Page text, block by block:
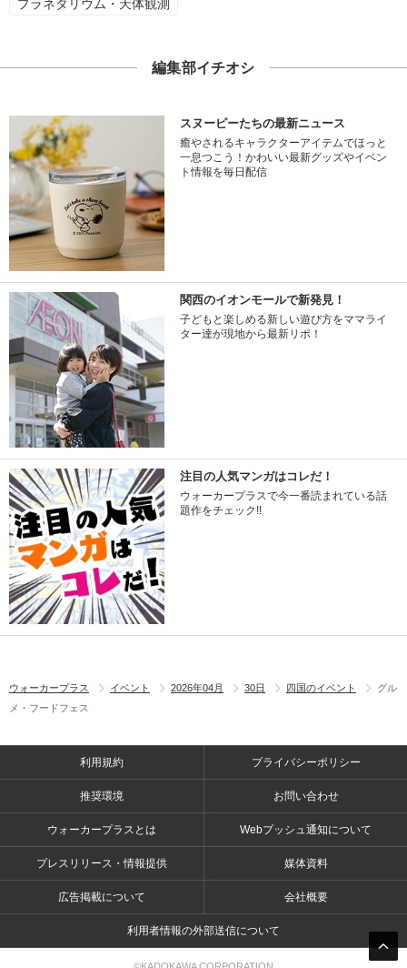
プラネタリウム・天体観測
編集部イチオシ
スヌーピーたちの最新ニュース
癒やされるキャラクターアイテムでほっと
一息つこう！かわいい最新グッズやイベン
ト情報を毎日配信
関西のイオンモールで新発見！
子どもと楽しめる新しい遊び方をママライ
ター達が現地から最新リポ！
注目の人気マンガはコレだ！
ウォーカープラスで今一番読まれている話
題作をチェック!!
ウォーカープラス イベント 2026年04月 30日 四国のイベント
グル
メ・フードフェス
利用規約 プライバシーポリシー
推奨環境 お問い合わせ
ウォーカープラスとは Webプッシュ通知について
プレスリリース・情報提供 媒体資料
広告掲載について 会社概要
利用者情報の外部送信について